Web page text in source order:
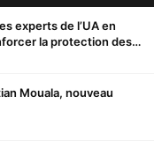
experts de l’UA en
la protection des
Mouala, nouveau